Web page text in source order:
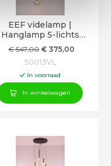
EEF videlamp |
Hanglamp 5-lichts
amberglazen 330cm
€547,00 € 375,00
50013VL
In voorraad
In winkelwagen